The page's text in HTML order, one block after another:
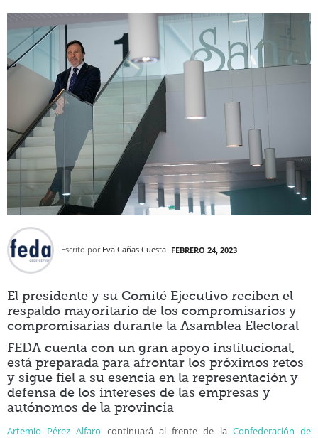
Escrito por Eva Cañas Cuesta FEBRERO 24, 2023
El presidente y su Comité Ejecutivo reciben el
respaldo mayoritario de los compromisarios y
compromisarias durante la Asamblea Electoral
FEDA cuenta con un gran apoyo institucional,
está preparada para afrontar los próximos retos
y sigue fiel a su esencia en la representación y
defensa de los intereses de las empresas y
autónomos de la provincia
Artemio Pérez Alfaro continuará al frente de la Confederación de